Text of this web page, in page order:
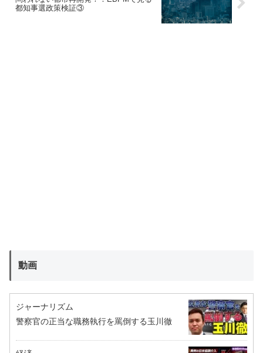
都知事選政策検証③
動画
ジャーナリズム
警察官の正当な職務執行を罵倒する玉川徹